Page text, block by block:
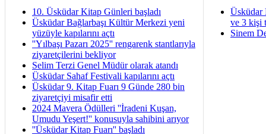
10. Üsküdar Kitap Günleri başladı
Üsküdar Bağlarbaşı Kültür Merkezi yeni
yüzüyle kapılarını açtı
''Yılbaşı Pazarı 2025'' rengarenk stantlarıyla
ziyaretçilerini bekliyor
Selim Terzi Genel Müdür olarak atandı
Üsküdar Sahaf Festivali kapılarını açtı
Üsküdar 9. Kitap Fuarı 9 Günde 280 bin
ziyaretçiyi misafir etti
2024 Mavera Ödülleri ''İradeni Kuşan,
Umudu Yeşert!'' konusuyla sahibini arıyor
''Üsküdar Kitap Fuarı'' başladı
Üsküdar
ve 3 kişi
Sinem